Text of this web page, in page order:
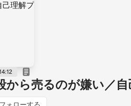
から売るのが嫌い／